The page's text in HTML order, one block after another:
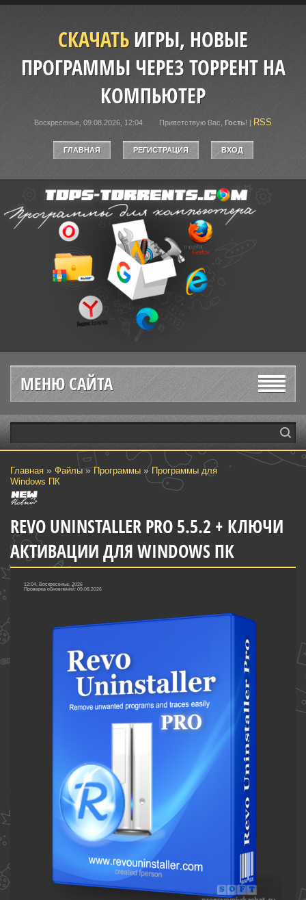
СКАЧАТЬИГРЫ, НОВЫЕ
ПРОГРАММЫ ЧЕРЕЗ ТОРРЕНТ НА
КОМПЬЮТЕР
Воскресенье, 09.08.2026, 12:04 Приветствую Вас Гость! | RSS
ГЛАВНАЯ РЕГИСТРАЦИЯ ВХОД
МЕНЮ САЙТА
Главная » Файлы»Программы » Программы для
Windows ПК
REVO UNINSTALLER PRO 5.5.2 + КЛЮЧИ
АКТИВАЦИИ ДЛЯ WINDOWS ПК
12:04, Воскресенье, 2026
Проверка обновлений: 09.08.2026